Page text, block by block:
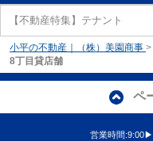
【不動産特集】テナント
小平の不動産｜（株）美園商事 >
8丁目貸店舗
ペ
営業時間